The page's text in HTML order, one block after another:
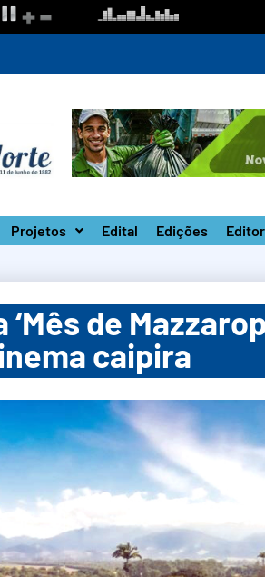
marca a primeira competição estadual na
Projetos Edital Edições
de
caipira